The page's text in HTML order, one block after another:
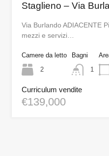
Staglieno – Via
Via Burlando ADIACENTE
mezzi e servizi…
Camere da letto
2
Bagni
1
Curriculum vendite
€139,000